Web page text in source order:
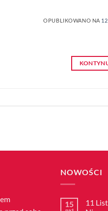
OPUBLIKOWANO NA
NOWOŚCI
15
11